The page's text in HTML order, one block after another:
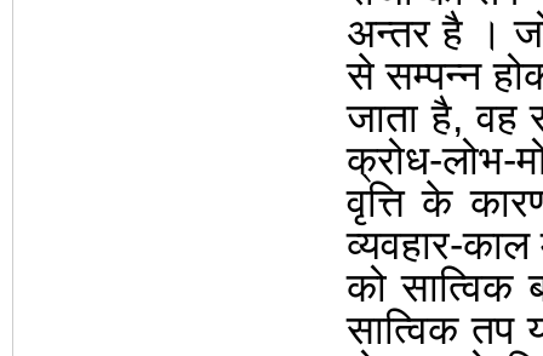
अन्तर है ।
से सम्पन्न
जाता है,वह
क्रोध-लोभ-
वृत्ति के
व्यवहार-
को सात्विक
सात्विक तप